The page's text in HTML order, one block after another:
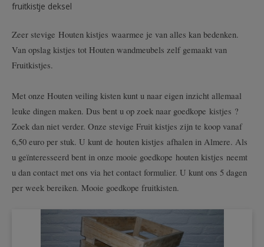
fruitkistje deksel
Zeer stevige Houten kistjes waarmee je van alles kan bedenken.
Van opslag kistjes tot Houten wandmeubels zelf gemaakt van
Fruitkistjes.
Met onze Houten veiling kisten kunt u naar eigen inzicht allemaal
leuke dingen maken. Dus bent u op zoek naar goedkope kistjes ?
Zoek dan niet verder. Onze stevige Fruit kistjes zijn te koop vanaf
6,50 euro per stuk. U kunt de houten kistjes afhalen in Almere. Als
u geïnteresseerd bent in onze mooie goedkope houten kistjes neemt
u dan contact met ons via het contact formulier. U kunt ons 5 dagen
per week bereiken. Mooie goedkope fruitkisten.